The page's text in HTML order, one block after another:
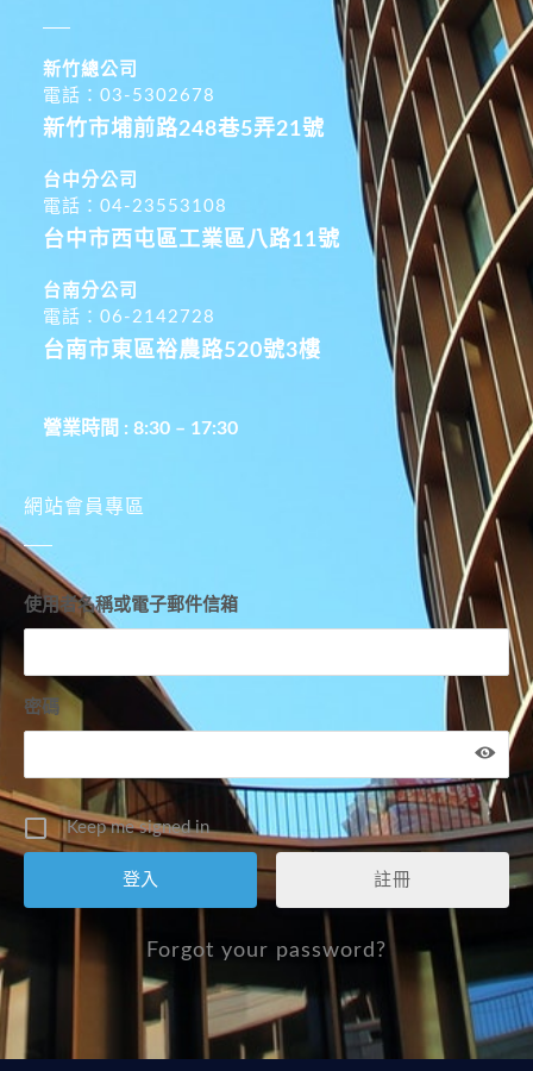
新竹總公司
電話：03-5302678
新竹市埔前路248巷5弄21號
台中分公司
電話：04-23553108
台中市西屯區工業區八路11號
台南分公司
電話：06-2142728
台南市東區裕農路520號3樓
營業時間 : 8:30 – 17:30
網站會員專區
使用者名稱或電子郵件信箱
密碼
Keep me signed in
註冊
Forgot your password?